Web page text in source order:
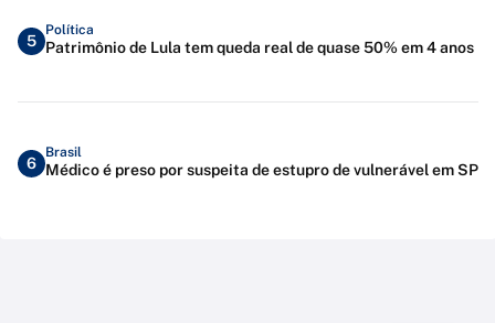
5
Política
Patrimônio de Lula tem queda real de quase 50% em 4 anos
6
Brasil
Médico é preso por suspeita de estupro de vulnerável em SP